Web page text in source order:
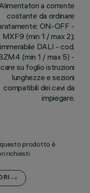
a corrente
costante da ordinare
ON-OFF -
MXF9 (min 1 / max 2);
DALI - cod.
(min 1 / max 5) -
su foglio istruzioni
lunghezze e sezioni
compatibili dei cavi da
impiegare.
prodotto è
richiesti